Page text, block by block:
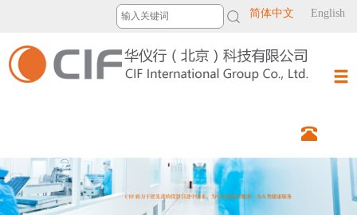
简体中文 English